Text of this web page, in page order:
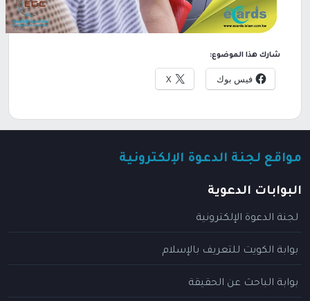
شارك هذا الموضوع:
فيس بوك X
مواقع لجنة الدعوة الإلكترونية
البوابات الدعوية
لجنة الدعوة الإلكترونية
بوابة الكويت للتعريف بالإسلام
بوابة الباحث عن الحقيقة